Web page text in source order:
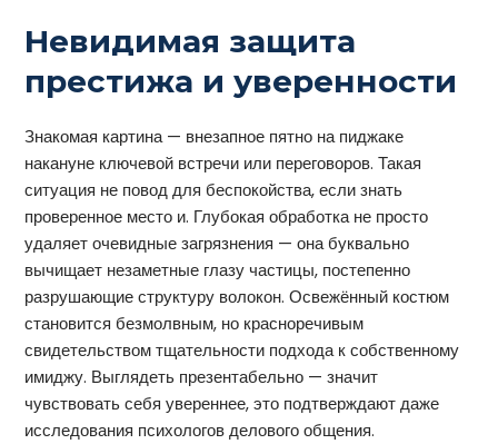
Невидимая защита
престижа и уверенности
Знакомая картина — внезапное пятно на пиджаке
накануне ключевой встречи или переговоров. Такая
ситуация не повод для беспокойства, если знать
проверенное место и. Глубокая обработка не просто
удаляет очевидные загрязнения — она буквально
вычищает незаметные глазу частицы, постепенно
разрушающие структуру волокон. Освежённый костюм
становится безмолвным, но красноречивым
свидетельством тщательности подхода к собственному
имиджу. Выглядеть презентабельно — значит
чувствовать себя увереннее, это подтверждают даже
исследования психологов делового общения.